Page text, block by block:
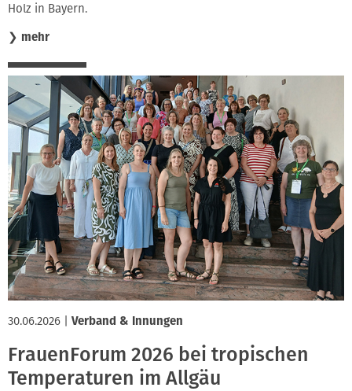
Holz in Bayern.
❯ mehr
30.06.2026 Verband & Innungen
FrauenForum 2026 bei tropischen
Temperaturen im Allgäu